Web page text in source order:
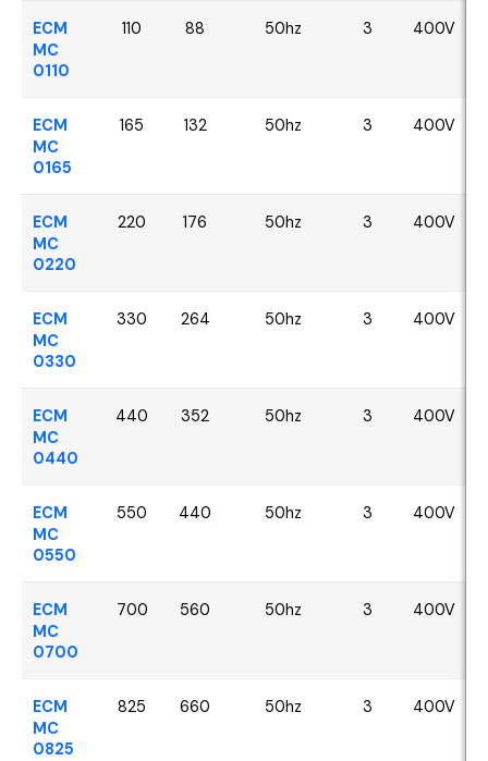
ECM
MC
0110
110 88 50hz 3 400V
ECM
MC
0165
165 132 50hz 3 400V
ECM
MC
0220
220 176 50hz 3 400V
ECM
MC
0330
330 264 50hz 3 400V
ECM
MC
0440
440 352 50hz 3 400V
ECM
MC
0550
550 440 50hz 3 400V
ECM
MC
0700
700 560 50hz 3 400V
ECM
MC
0825
825 660 50hz 3 400V